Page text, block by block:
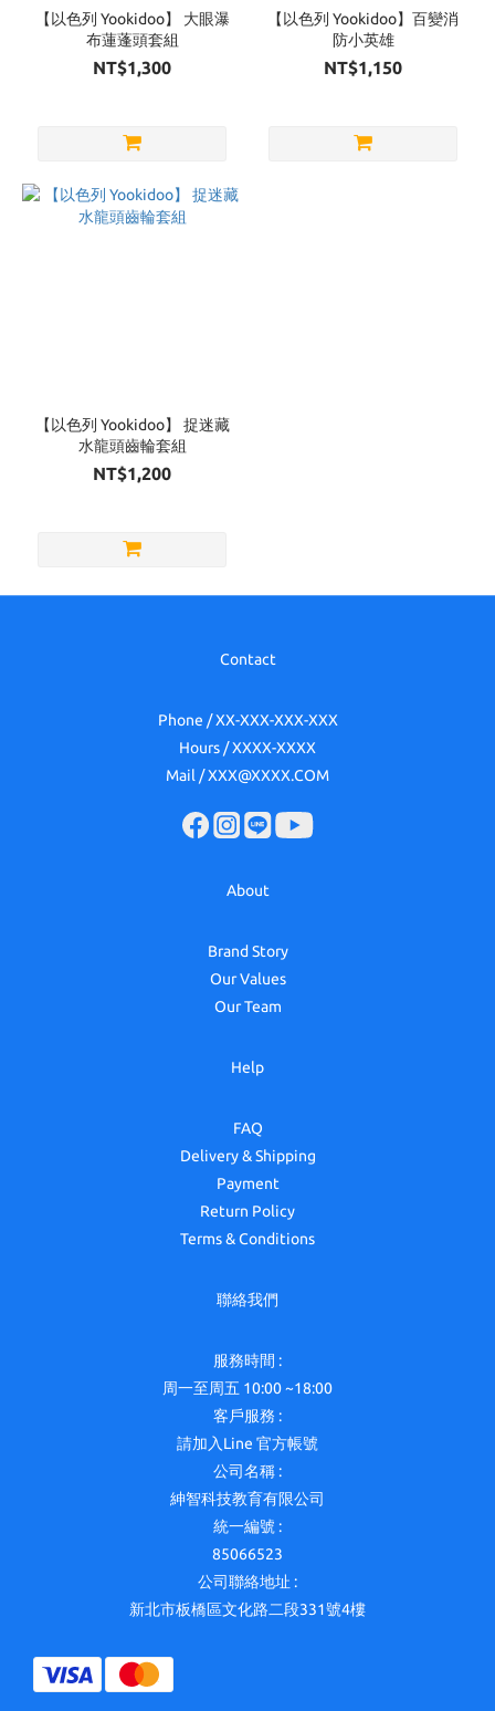
【以色列 Yookidoo】 大眼瀑
布蓮蓬頭套組
NT$1,300
【以色列 Yookidoo】百變消
防小英雄
NT$1,150
【以色列 Yookidoo】 捉迷藏
水龍頭齒輪套組
NT$1,200
Contact
Phone / XX-XXX-XXX-XXX
Hours / XXXX-XXXX
Mail / XXX@XXXX.COM
About
Brand Story
Our Values
Our Team
Help
FAQ
Delivery & Shipping
Payment
Return Policy
Terms & Conditions
聯絡我們
服務時間 :
周一至周五 10:00 ~18:00
客戶服務 :
請加入Line 官方帳號
公司名稱 :
紳智科技教育有限公司
統一編號 :
85066523
公司聯絡地址 :
新北市板橋區文化路二段331號4樓